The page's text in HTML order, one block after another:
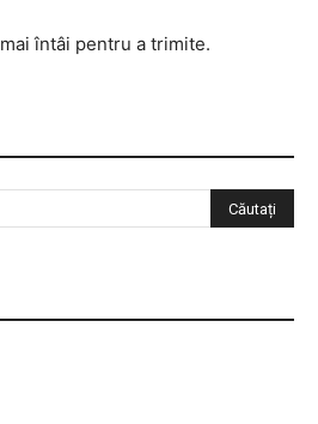
mai întâi pentru a trimite.